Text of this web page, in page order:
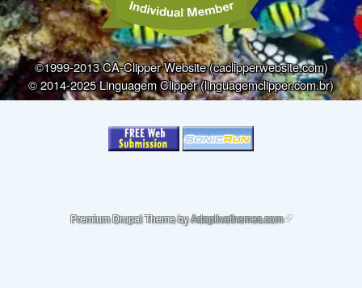
©1999-2013 CA-Clipper Website (caclipperwebsite.com)
© 2014-2025 Linguagem Clipper (linguagemclipper.com.br)
Premium Drupal Theme byAdaptivethemes.com(link is external)